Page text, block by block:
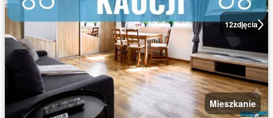
12zdjęcia
Mieszkanie